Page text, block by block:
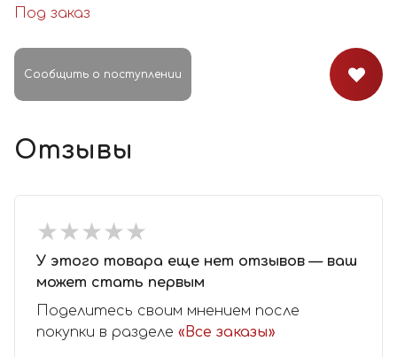
Под заказ
Сообщить о поступлении
Отзывы
★★★★★
★★★★★
У этого товара еще нет отзывов — ваш
может стать первым
Поделитесь своим мнением после
покупки в разделе «Все заказы»